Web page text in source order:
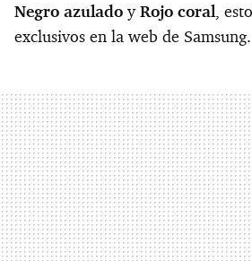
Negro azulado yRojo coral,
exclusivos en la web de Samsung.